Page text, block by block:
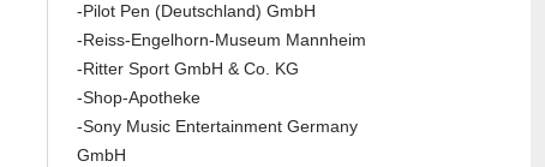
-Pilot Pen (Deutschland) GmbH
-Reiss-Engelhorn-Museum Mannheim
-Ritter Sport GmbH & Co. KG
-Shop-Apotheke
-Sony Music Entertainment Germany
GmbH